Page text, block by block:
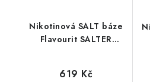
Nikotinová SALT báze
Flavourit SALTER
619 Kč